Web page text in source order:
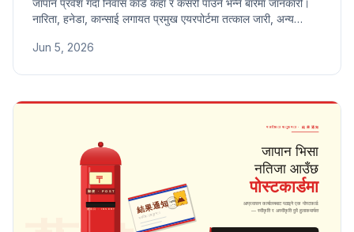
जापान प्रवेश गर्दा निवास कार्ड कहाँ र कसरी पाउने भन्ने बारेमा जानकारी।
नारिता, हनेडा, कान्साई लगायत प्रमुख एयरपोर्टमा तत्काल जारी, अन्य
व्यवस्थापनसम्मको जानकारी।
Jun 5, 2026